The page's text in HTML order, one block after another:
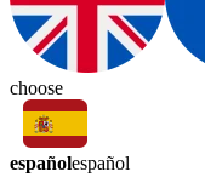
choose
españolespañol